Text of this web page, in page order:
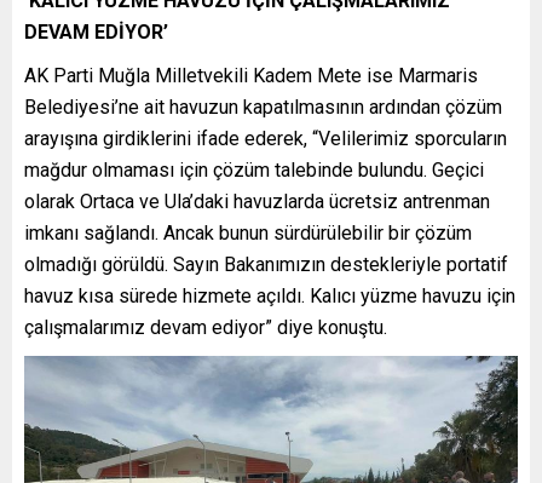
DEVAM EDİYOR’
AK Parti Muğla Milletvekili Kadem Mete ise Marmaris
Belediyesi’ne ait havuzun kapatılmasının ardından çözüm
arayışına girdiklerini ifade ederek, “Velilerimiz sporcuların
mağdur olmaması için çözüm talebinde bulundu. Geçici
olarak Ortaca ve Ula’daki havuzlarda ücretsiz antrenman
imkanı sağlandı. Ancak bunun sürdürülebilir bir çözüm
olmadığı görüldü. Sayın Bakanımızın destekleriyle portatif
havuz kısa sürede hizmete açıldı. Kalıcı yüzme havuzu için
çalışmalarımız devam ediyor” diye konuştu.